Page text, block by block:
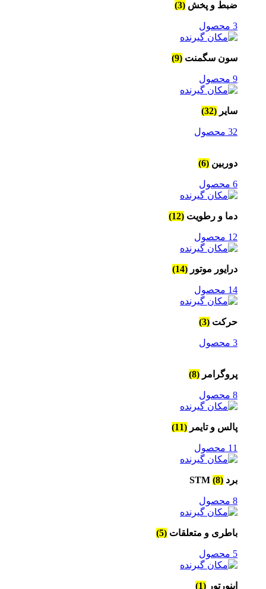
ضبط و پخش (3)
3 محصول
سون سگمنت (9)
9 محصول
سایر (32)
32 محصول
دوربین (6)
6 محصول
دما و رطویت (12)
12 محصول
درایور موتور (14)
14 محصول
حرکت (3)
3 محصول
پروگرامر (8)
8 محصول
پالس و تایمر (11)
11 محصول
برد STM (8)
8 محصول
باطری و متعلقات (5)
5 محصول
اینورتور (1)